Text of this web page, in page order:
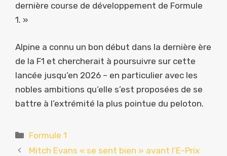
dernière course de développement de Formule
1. »
Alpine a connu un bon début dans la dernière ère
de la F1 et chercherait à poursuivre sur cette
lancée jusqu’en 2026 – en particulier avec les
nobles ambitions qu’elle s’est proposées de se
battre à l’extrémité la plus pointue du peloton.
Catégories
Formule 1
Mitch Evans « se sent bien » avant l’E-Prix